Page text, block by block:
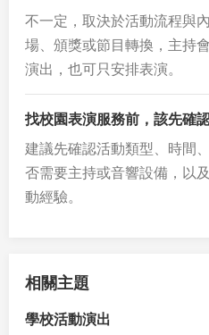
不一定，取決於活動流程與
場、頒獎或節目轉換，主持
演出，也可只安排表演。
找校園表演服務前，該先確
建議先確認活動類型、時間
否需要主持或音響設備，以
動經驗。
相關主題
學校活動演出